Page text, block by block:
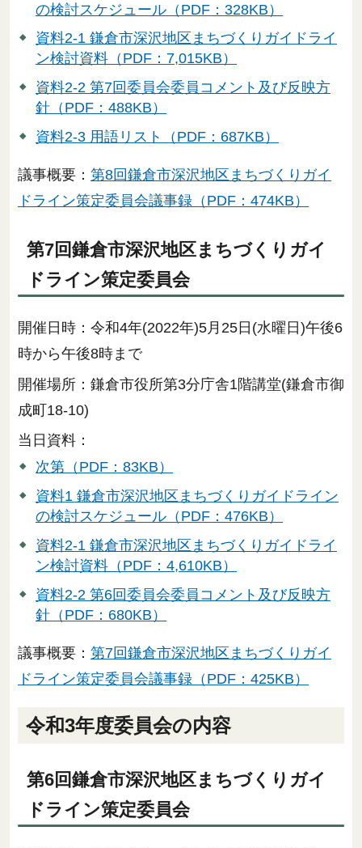
の検討スケジュール（PDF：328KB）
資料2-1 鎌倉市深沢地区まちづくりガイドライ
ン検討資料（PDF：7,015KB）
資料2-2 第7回委員会委員コメント及び反映方
針（PDF：488KB）
資料2-3 用語リスト（PDF：687KB）
議事概要： 第8回鎌倉市深沢地区まちづくりガイ
ドライン策定委員会議事録（PDF：474KB）
第7回鎌倉市深沢地区まちづくりガイ
ドライン策定委員会
開催日時：令和4年(2022年)5月25日(水曜日)午後6
時から午後8時まで
開催場所：鎌倉市役所第3分庁舎1階講堂(鎌倉市御
成町18-10)
当日資料：
次第（PDF：83KB）
資料1 鎌倉市深沢地区まちづくりガイドライン
の検討スケジュール（PDF：476KB）
資料2-1 鎌倉市深沢地区まちづくりガイドライ
ン検討資料（PDF：4,610KB）
資料2-2 第6回委員会委員コメント及び反映方
針（PDF：680KB）
議事概要： 第7回鎌倉市深沢地区まちづくりガイ
ドライン策定委員会議事録（PDF：425KB）
令和3年度委員会の内容
第6回鎌倉市深沢地区まちづくりガイ
ドライン策定委員会